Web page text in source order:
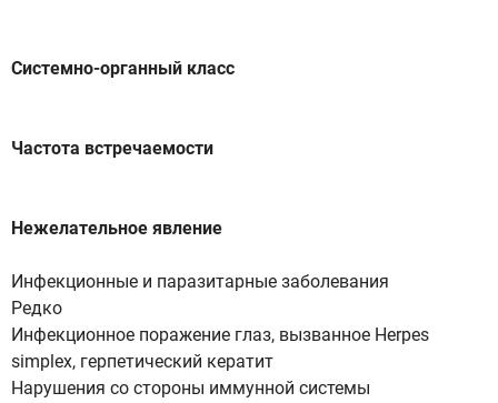
Системно-органный класс
Частота встречаемости
Нежелательное явление
Инфекционные и паразитарные заболевания
Редко
Инфекционное поражение глаз, вызванное Herpes
simplex, герпетический кератит
Нарушения со стороны иммунной системы